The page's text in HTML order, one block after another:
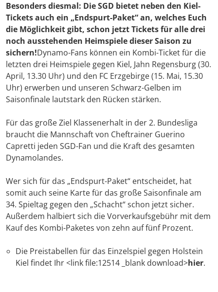
Besonders diesmal: Die SGD bietet neben den Kiel-
Tickets auch ein „Endspurt-Paket“ an, welches Euch
die Möglichkeit gibt, schon jetzt Tickets für alle drei
noch ausstehenden Heimspiele dieser Saison zu
sichern!Dynamo-Fans können ein Kombi-Ticket für die
letzten drei Heimspiele gegen Kiel, Jahn Regensburg (30.
April, 13.30 Uhr) und den FC Erzgebirge (15. Mai, 15.30
Uhr) erwerben und unseren Schwarz-Gelben im
Saisonfinale lautstark den Rücken stärken.
Für das große Ziel Klassenerhalt in der 2. Bundesliga
braucht die Mannschaft von Cheftrainer Guerino
Capretti jeden SGD-Fan und die Kraft des gesamten
Dynamolandes.
Wer sich für das „Endspurt-Paket“ entscheidet, hat
somit auch seine Karte für das große Saisonfinale am
34. Spieltag gegen den „Schacht“ schon jetzt sicher.
Außerdem halbiert sich die Vorverkaufsgebühr mit dem
Kauf des Kombi-Paketes von zehn auf fünf Prozent.
Die Preistabellen für das Einzelspiel gegen Holstein
Kiel findet Ihr <link file:12514 _blank download>hier.